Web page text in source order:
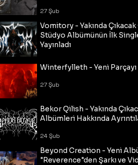
27 Şub
Vomitory - Yakında
Stüdyo Albümünün İlk
Yayınladı
Winterfylleth - Yeni Parçayı
27 Şub
Bekor Qilish - Yakında
Albümleri Hakkında
24 Şub
Beyond Creation - Yeni
"Reverence"den Şarkı ve